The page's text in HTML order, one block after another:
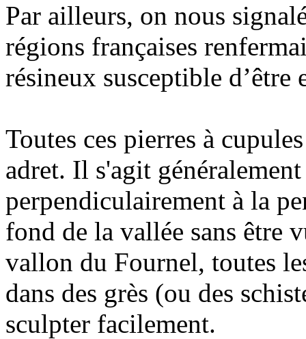
Par ailleurs, on nous
régions françaises
résineux susceptible d’être
Toutes ces pierres à
adret. Il s'agit
perpendiculairement à la
fond de la vallée sans être
vallon du Fournel, toutes
dans des grès (ou des
sculpter facilement.